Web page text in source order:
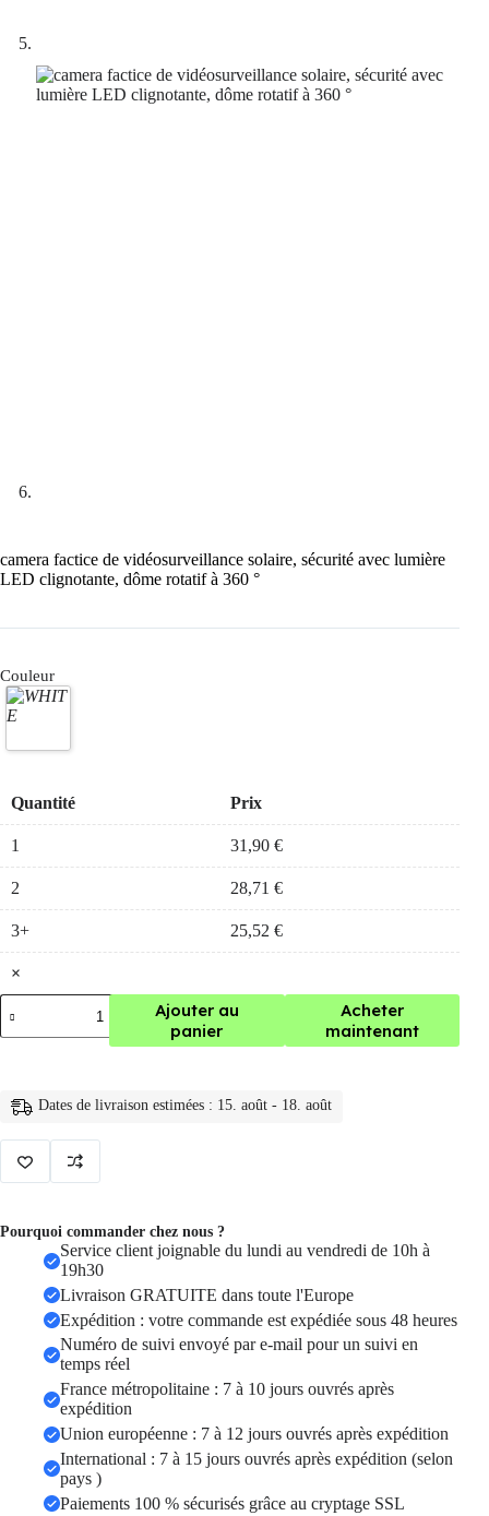
camera factice de vidéosurveillance solaire, sécurité avec lumière
LED clignotante, dôme rotatif à 360 °
Couleur
Quantité Prix
1 31,90 €
2 28,71 €
3+ 25,52 €
×
quantité
de
camera
solaire,
lumière
LED
dôme
rotatif
Ajouter au
panier
Acheter
maintenant
Dates de livraison estimées : 15. août - 18. août
Pourquoi commander chez nous ?
Service client joignable du lundi au vendredi de 10h à
19h30
Livraison GRATUITE dans toute l'Europe
Expédition : votre commande est expédiée sous 48 heures
Numéro de suivi envoyé par e-mail pour un suivi en
temps réel
France métropolitaine : 7 à 10 jours ouvrés après
expédition
Union européenne : 7 à 12 jours ouvrés après expédition
International : 7 à 15 jours ouvrés après expédition (selon
pays )
Paiements 100 % sécurisés grâce au cryptage SSL